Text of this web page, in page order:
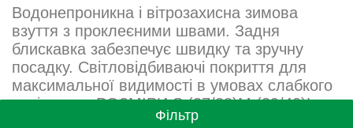
Фільтр
Водонепроникна і вітрозахисна зимова
взуття з проклеєними швами. Задня
блискавка забезпечує швидку та зручну
посадку. Світловідбиваючі покриття для
максимальної видимості в умовах слабкого
освітлення.РОЗМІРИ:S (37/38)М (39/40)L
(41/42)XL (43/44)2XL (45/46).Виробництво